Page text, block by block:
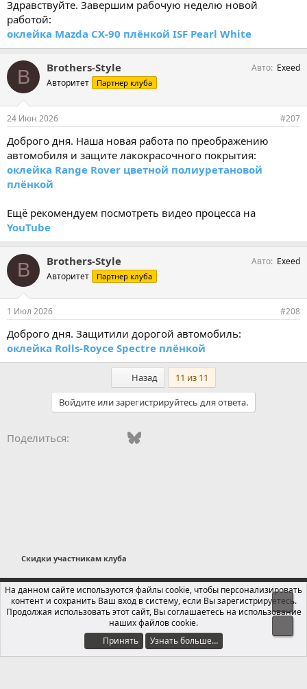
Здравствуйте. Завершим рабочую неделю новой
работой:
оклейка Mazda CX-90 плёнкой ISF Pearl White
B Brothers-Style
Авторитет Партнер клуба
Авто Exeed
24 Июн 2026 #207
Доброго дня. Наша новая работа по преображению
автомобиля и защите лакокрасочного покрытия:
оклейка Range Rover цветной полиуретановой
плёнкой
Ещё рекомендуем посмотреть видео процесса на
YouTube
B Brothers-Style
Авторитет Партнер клуба
Авто Exeed
1 Июл 2026 #208
Доброго дня. Защитили дорогой автомобиль:
оклейка Rolls-Royce Spectre плёнкой
ПервыйНазад
11 из 11
Войдите или зарегистрируйтесь для ответа.
Поделиться: Vkontakte
FacebookBluesky
Скидки участникам клуба
Russian (RU)
Обратная связь
Условия и правила
Политика конфиденциальности
Помощь
Локализация от xenForo.Info®
На данном сайте используются файлы cookie, чтобы персонализировать
контент и сохранить Ваш вход в систему, если Вы зарегистрируетесь.
Продолжая использовать этот сайт, Вы соглашаетесь на использование
наших файлов cookie.
Принять
Узнать больше…